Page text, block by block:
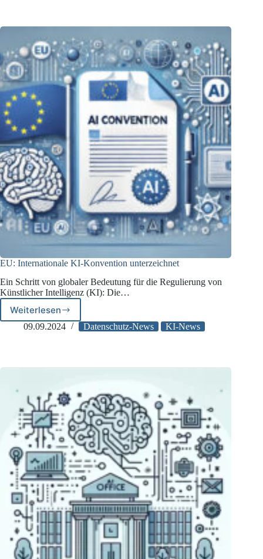
Training?
EU: Internationale KI-Konvention unterzeichnet
Ein Schritt von globaler Bedeutung für die Regulierung von
Künstlicher Intelligenz (KI): Die…
Weiterlesen
EU:
Internationale
09.09.2024 Datenschutz-News KI-News